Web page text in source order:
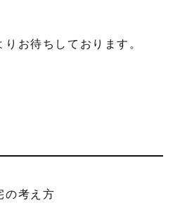
お待ちしております。
考え方